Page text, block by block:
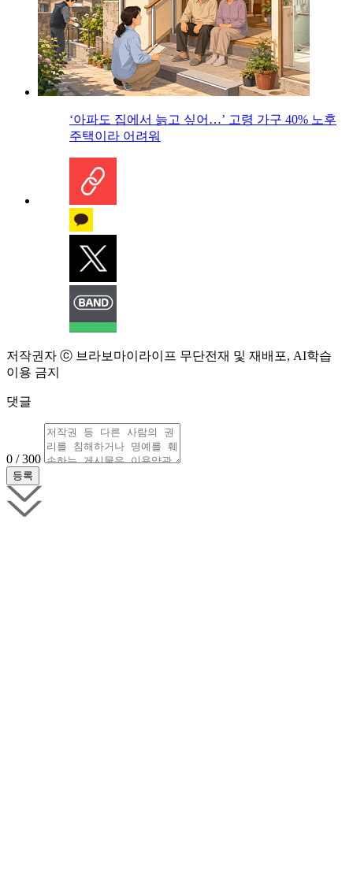
‘아파도 집에서 늙고 싶어…’ 고령 가구 40% 노후
주택이라 어려워
저작권자 ⓒ 브라보마이라이프 무단전재 및 재배포, AI학습
이용 금지
댓글
0 / 300